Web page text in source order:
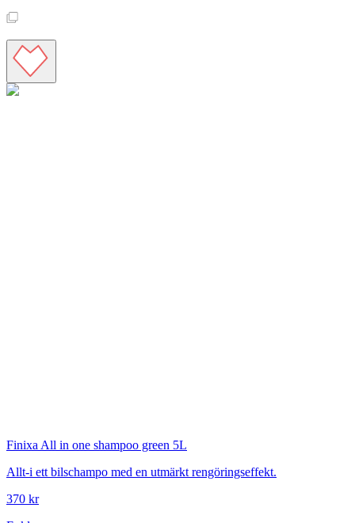
Finixa All in one shampoo green 5L
Allt-i ett bilschampo med en utmärkt rengöringseffekt.
370 kr